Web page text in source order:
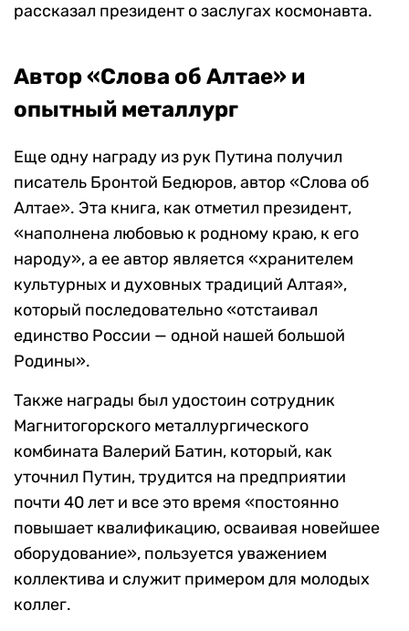
рассказал президент о заслугах космонавта.
Автор «Слова об Алтае» и
опытный металлург
Еще одну награду из рук Путина получил
писатель Бронтой Бедюров, автор «Слова об
Алтае». Эта книга, как отметил президент,
«наполнена любовью к родному краю, к его
народу», а ее автор является «хранителем
культурных и духовных традиций Алтая»,
который последовательно «отстаивал
единство России — одной нашей большой
Родины».
Также награды был удостоин сотрудник
Магнитогорского металлургического
комбината Валерий Батин, который, как
уточнил Путин, трудится на предприятии
почти 40 лет и все это время «постоянно
повышает квалификацию, осваивая новейшее
оборудование», пользуется уважением
коллектива и служит примером для молодых
коллег.